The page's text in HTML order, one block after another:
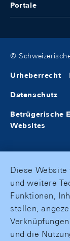
Portale
©
Urheberrecht
Datenschutz
Betrügerische
Websites
Diese
und weitere
Funktionen,
stellen,
und die